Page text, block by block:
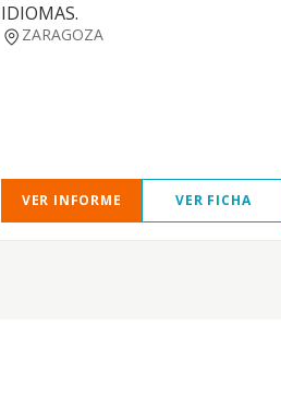
IDIOMAS.
ZARAGOZA
VER INFORME VER FICHA